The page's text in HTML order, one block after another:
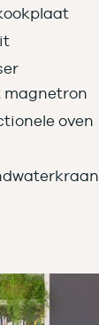
magnetron
oven